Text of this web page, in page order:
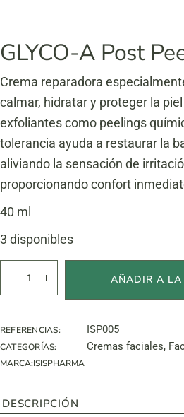
GLYCO-A Post
Crema reparadora
calmar, hidratar y proteger la
exfoliantes como peelings
tolerancia ayuda a restaurar la
aliviando la sensación de
proporcionando confort
40 ml
3 disponibles
AÑADIR A
REFERENCIAS: ISP005
CATEGORÍAS: Cremas faciales,
MARCA:ISISPHARMA
DESCRIPCIÓN